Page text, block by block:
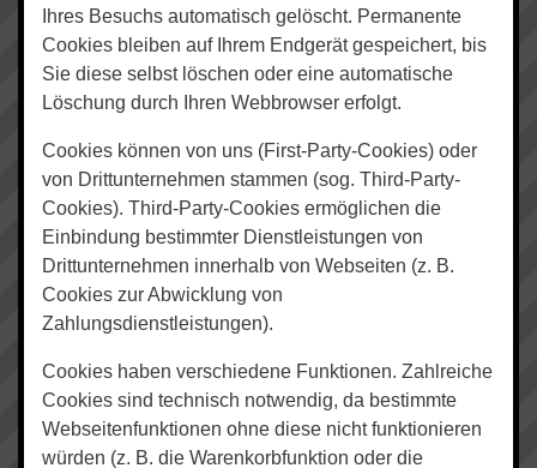
Ihres Besuchs automatisch gelöscht. Permanente
Cookies bleiben auf Ihrem Endgerät gespeichert, bis
Sie diese selbst löschen oder eine automatische
Löschung durch Ihren Webbrowser erfolgt.
Cookies können von uns (First-Party-Cookies) oder
von Drittunternehmen stammen (sog. Third-Party-
Cookies). Third-Party-Cookies ermöglichen die
Einbindung bestimmter Dienstleistungen von
Drittunternehmen innerhalb von Webseiten (z. B.
Cookies zur Abwicklung von
Zahlungsdienstleistungen).
Cookies haben verschiedene Funktionen. Zahlreiche
Cookies sind technisch notwendig, da bestimmte
Webseitenfunktionen ohne diese nicht funktionieren
würden (z. B. die Warenkorbfunktion oder die